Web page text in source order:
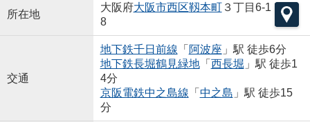
所在地
大阪府大阪市西区靱本町３丁目6-1
8
交通
地下鉄千日前線 「 阿波座 」駅 徒歩6分
地下鉄長堀鶴見緑地「 西長堀 」駅 徒歩1
4分
京阪電鉄中之島線 「 中之島 」駅 徒歩15
分